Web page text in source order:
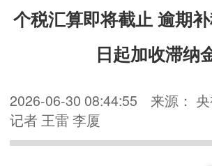
个税汇算即将截止 逾期
日起加收滞纳
2026-06-30 08:44:55
来源：
记者 王雷 李厦